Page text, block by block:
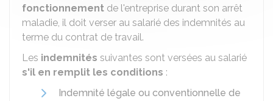
fonctionnement de l'entreprise durant son arrêt
maladie, il doit verser au salarié des indemnités au
terme du contrat de travail.
Les indemnités suivantes sont versées au salarié
s'il en remplit les conditions :
Indemnité légale ou conventionnelle de